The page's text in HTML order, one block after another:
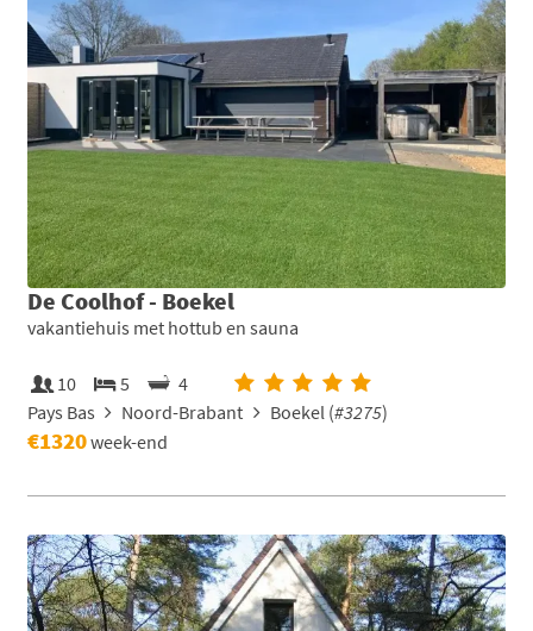
De Coolhof - Boekel
vakantiehuis met hottub en sauna
10 5
4
Pays Bas
Noord-Brabant Boekel (#3275)
€1320week-end